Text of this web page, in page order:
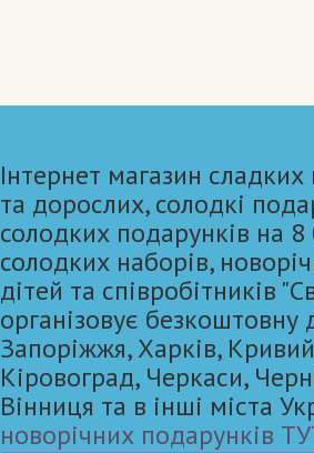
Інтернет магазин
та дорослих, солодкі
солодких подарунків на
солодких наборів,
дітей та співробітників
організовує
Запоріжжя, Харків,
Кіровоград, Черкаси,
Вінниця та в інші міста
новорічних подарунків